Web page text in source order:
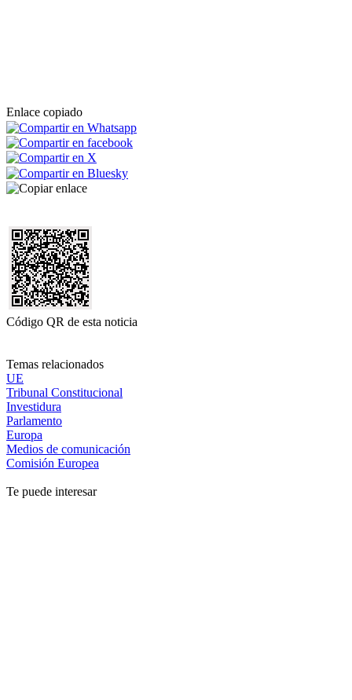
Enlace copiado
Código QR de esta noticia
Temas relacionados
UE
Tribunal Constitucional
Investidura
Parlamento
Europa
Medios de comunicación
Comisión Europea
Te puede interesar